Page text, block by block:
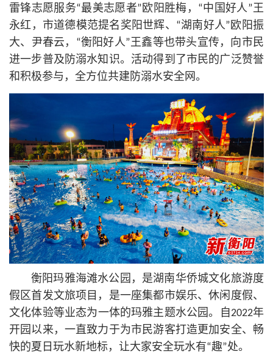
雷锋志愿服务“最美志愿者”欧阳胜梅，“中国好人”王
永红，市道德模范提名奖阳世辉、“湖南好人”欧阳振
大、尹春云，“衡阳好人”王鑫等也带头宣传，向市民
进一步普及防溺水知识。活动得到了市民的广泛赞誉
和积极参与，全方位共建防溺水安全网。
衡阳玛雅海滩水公园，是湖南华侨城文化旅游度
假区首发文旅项目，是一座集都市娱乐、休闲度假、
文化体验等业态为一体的玛雅主题水公园。自2022年
开园以来，一直致力于为市民游客打造更加安全、畅
快的夏日玩水新地标，让大家安全玩水有“趣”处。